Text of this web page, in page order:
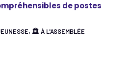
de postes
, 🏛 À L'ASSEMBLÉE